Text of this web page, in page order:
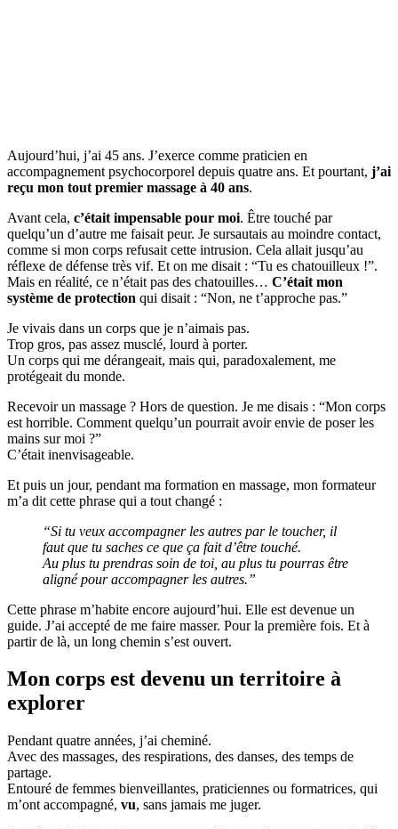
Aujourd’hui, j’ai 45 ans. J’exerce comme praticien en
accompagnement psychocorporel depuis quatre ans. Et pourtant, j’ai
reçu mon tout premier massage à 40 ans.
Avant cela, c’était impensable pour moi. Être touché par
quelqu’un d’autre me faisait peur. Je sursautais au moindre contact,
comme si mon corps refusait cette intrusion. Cela allait jusqu’au
réflexe de défense très vif. Et on me disait : “Tu es chatouilleux !”.
Mais en réalité, ce n’était pas des chatouilles… C’était mon
système de protection qui disait : “Non, ne t’approche pas.”
Je vivais dans un corps que je n’aimais pas.
Trop gros, pas assez musclé, lourd à porter.
Un corps qui me dérangeait, mais qui, paradoxalement, me
protégeait du monde.
Recevoir un massage ? Hors de question. Je me disais : “Mon corps
est horrible. Comment quelqu’un pourrait avoir envie de poser les
mains sur moi ?”
C’était inenvisageable.
Et puis un jour, pendant ma formation en massage, mon formateur
m’a dit cette phrase qui a tout changé :
“Si tu veux accompagner les autres par le toucher, il
faut que tu saches ce que ça fait d’être touché.
Au plus tu prendras soin de toi, au plus tu pourras être
aligné pour accompagner les autres.”
Cette phrase m’habite encore aujourd’hui. Elle est devenue un
guide. J’ai accepté de me faire masser. Pour la première fois. Et à
partir de là, un long chemin s’est ouvert.
Mon corps est devenu un territoire à
explorer
Pendant quatre années, j’ai cheminé.
Avec des massages, des respirations, des danses, des temps de
partage.
Entouré de femmes bienveillantes, praticiennes ou formatrices, qui
m’ont accompagné, vu, sans jamais me juger.